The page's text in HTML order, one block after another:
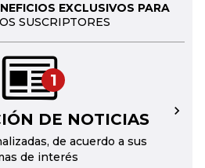
EXCLUSIVOS PARA
SUSCRIPTORES
1
DE NOTICIAS
de acuerdo a sus
de interés
→